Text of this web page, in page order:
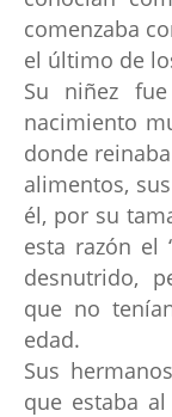
comenzaba
el último de
Su niñez
nacimiento
donde
alimentos,
él, por su
esta razón el
desnutrido,
que no
edad.
Sus
que estaba